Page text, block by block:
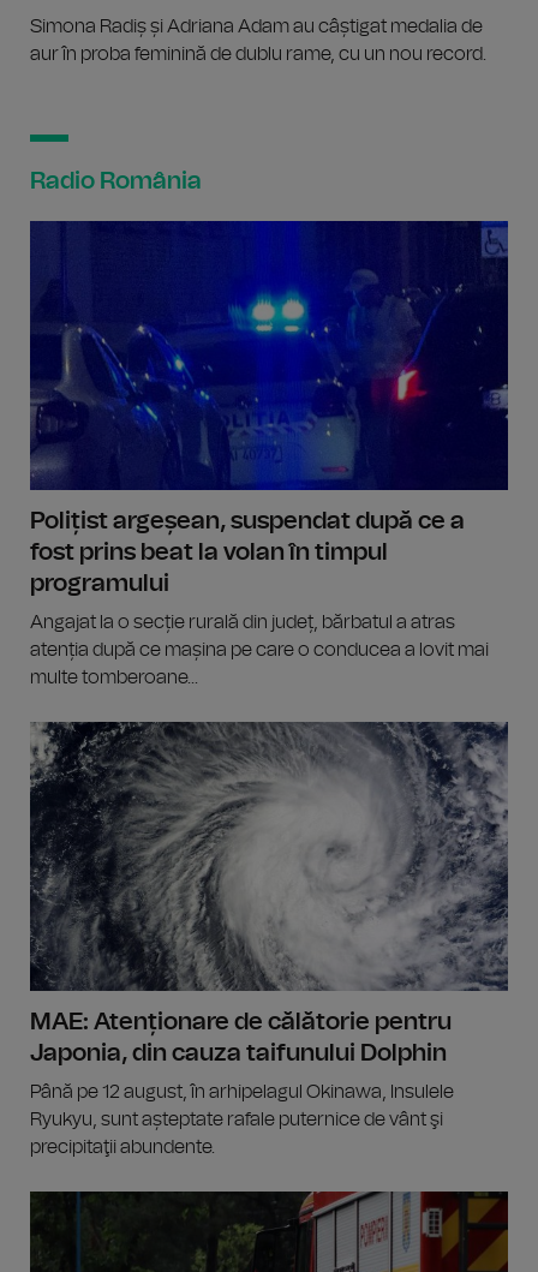
Simona Radiș și Adriana Adam au câștigat medalia de
aur în proba feminină de dublu rame, cu un nou record.
Radio România
Polițist argeșean, suspendat după ce a
fost prins beat la volan în timpul
programului
Angajat la o secție rurală din județ, bărbatul a atras
atenția după ce mașina pe care o conducea a lovit mai
multe tomberoane...
MAE: Atenționare de călătorie pentru
Japonia, din cauza taifunului Dolphin
Până pe 12 august, în arhipelagul Okinawa, Insulele
Ryukyu, sunt așteptate rafale puternice de vânt şi
precipitaţii abundente.